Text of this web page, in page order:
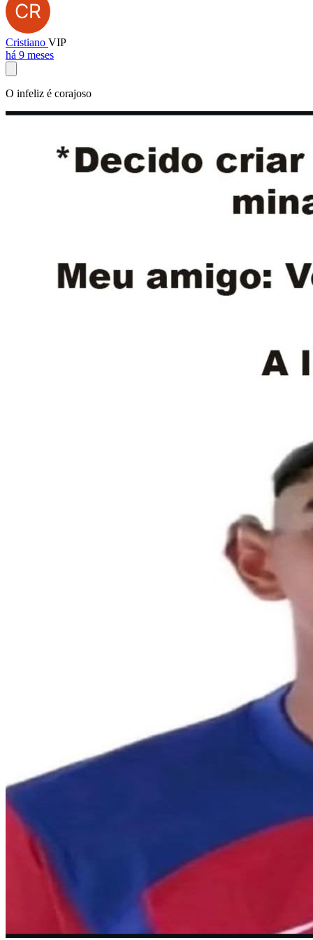
Cristiano VIP
há 9 meses
O infeliz é corajoso